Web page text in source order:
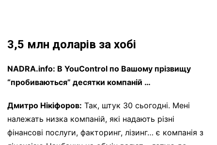
3,5 млн доларів за хобі
NADRA.info: В YouControl по Вашому прізвищу
“пробиваються” десятки компаній …
Дмитро Нікіфоров: Так, штук 30 сьогодні. Мені
належать низка компаній, які надають різні
фінансові послуги, факторинг, лізинг… є компанія з